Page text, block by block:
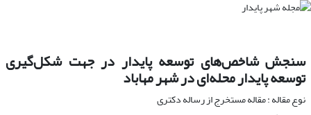
سنجش شاخص‌های توسعه پایدار در جهت شکل‌گیری
توسعه پایدار محله‌ای در شهر مهاباد
نوع مقاله : مقاله مستخرج از رساله دکتری